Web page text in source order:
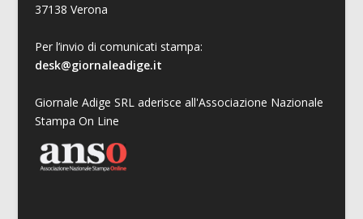
37138 Verona
Per l’invio di comunicati stampa:
desk@giornaleadige.it
Giornale Adige SRL aderisce all'Associazione Nazionale
Stampa On Line